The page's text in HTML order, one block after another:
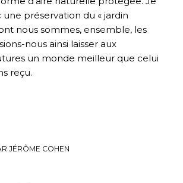
préservation du « jardin
nous sommes, ensemble, les
nous ainsi laisser aux
un monde meilleur que celui
reçu.
JÉRÔME COHEN